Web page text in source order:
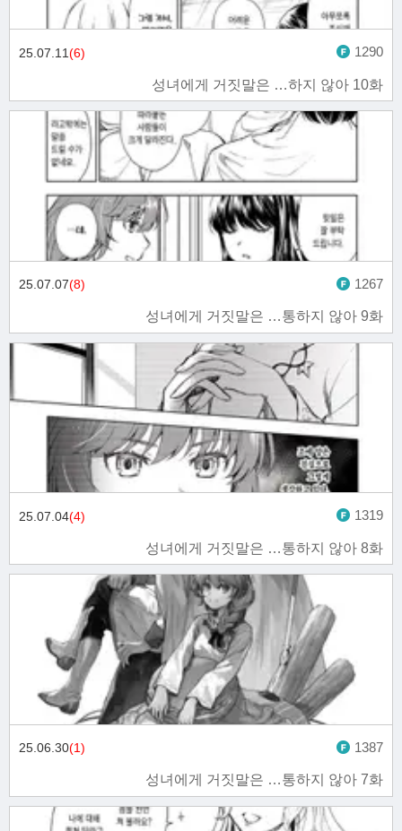
성녀에게 거짓말은 …하지 않아 10화
25.07.11(6) 1290
성녀에게 거짓말은 …통하지 않아 9화
25.07.07(8) 1267
성녀에게 거짓말은 …통하지 않아 8화
25.07.04(4) 1319
성녀에게 거짓말은 …통하지 않아 7화
25.06.30(1) 1387